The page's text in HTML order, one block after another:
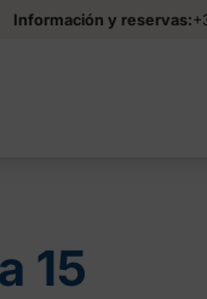
Información y reservas:
15